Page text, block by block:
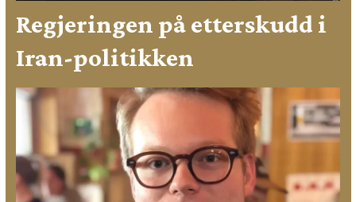
Regjeringen på etterskudd i
Iran-politikken